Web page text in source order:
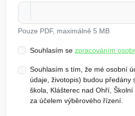
Pouze PDF, maximálně 5 MB
Souhlasím se zpracováním
Souhlasím s tím, že mé osobní
údaje, životopis) budou předány
škola, Klášterec nad Ohří,
za účelem výběrového řízení.